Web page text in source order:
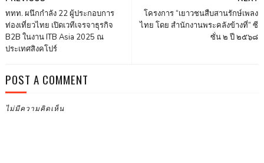
โครงการ “เยาวชนสืบสานรักษ์เพลง
ไทย โดย สำนักงานพระคลังข้างที่” ซี
ซั่น ๒ ปี ๒๕๖๘
ททท. ผนึกกำลัง 22 ผู้ประกอบการ
ท่องเที่ยวไทย เปิดเวทีเจรจาธุรกิจ
B2B ในงาน ITB Asia 2025 ณ
ประเทศสิงคโปร์
POST A COMMENT
ไม่มีความคิดเห็น